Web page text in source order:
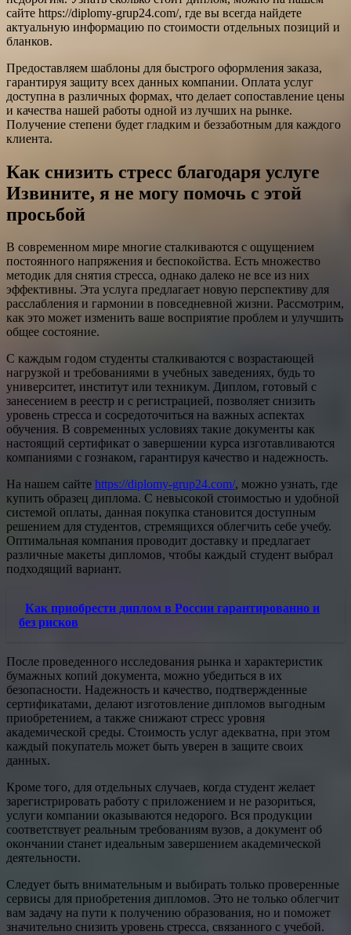
сайте https://diplomy-grup24.com/, где вы всегда найдете
актуальную информацию по стоимости отдельных позиций и
бланков.
Предоставляем шаблоны для быстрого оформления заказа,
гарантируя защиту всех данных компании. Оплата услуг
доступна в различных формах, что делает сопоставление цены
и качества нашей работы одной из лучших на рынке.
Получение степени будет гладким и беззаботным для каждого
клиента.
Как снизить стресс благодаря услуге
Извините, я не могу помочь с этой
просьбой
В современном мире многие сталкиваются с ощущением
постоянного напряжения и беспокойства. Есть множество
методик для снятия стресса, однако далеко не все из них
эффективны. Эта услуга предлагает новую перспективу для
расслабления и гармонии в повседневной жизни. Рассмотрим,
как это может изменить ваше восприятие проблем и улучшить
общее состояние.
С каждым годом студенты сталкиваются с возрастающей
нагрузкой и требованиями в учебных заведениях, будь то
университет, институт или техникум. Диплом, готовый с
занесением в реестр и с регистрацией, позволяет снизить
уровень стресса и сосредоточиться на важных аспектах
обучения. В современных условиях такие документы как
настоящий сертификат о завершении курса изготавливаются
компаниями с гознаком, гарантируя качество и надежность.
На нашем сайте https://diplomy-grup24.com/, можно узнать, где
купить образец диплома. С невысокой стоимостью и удобной
системой оплаты, данная покупка становится доступным
решением для студентов, стремящихся облегчить себе учебу.
Оптимальная компания проводит доставку и предлагает
различные макеты дипломов, чтобы каждый студент выбрал
подходящий вариант.
Как приобрести диплом в России гарантированно и
без рисков
После проведенного исследования рынка и характеристик
бумажных копий документа, можно убедиться в их
безопасности. Надежность и качество, подтвержденные
сертификатами, делают изготовление дипломов выгодным
приобретением, а также снижают стресс уровня
академической среды. Стоимость услуг адекватна, при этом
каждый покупатель может быть уверен в защите своих
данных.
Кроме того, для отдельных случаев, когда студент желает
зарегистрировать работу с приложением и не разориться,
услуги компании оказываются недорого. Вся продукции
соответствует реальным требованиям вузов, а документ об
окончании станет идеальным завершением академической
деятельности.
Следует быть внимательным и выбирать только проверенные
сервисы для приобретения дипломов. Это не только облегчит
вам задачу на пути к получению образования, но и поможет
значительно снизить уровень стресса, связанного с учебой.